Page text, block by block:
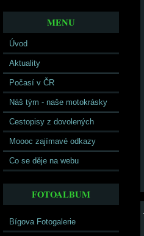
MENU
Úvod
Aktuality
Počasí v ČR
Náš tým - naše motokrásky
Cestopisy z dovolených
Moooc zajímavé odkazy
Co se děje na webu
FOTOALBUM
Bígova Fotogalerie